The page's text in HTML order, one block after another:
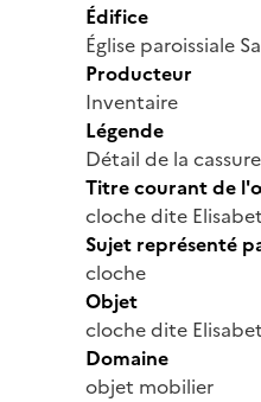
Édifice
Église paroissiale
Producteur
Inventaire
Légende
Détail de la
Titre courant de
cloche dite
Sujet représenté
cloche
Objet
cloche dite
Domaine
objet mobilier